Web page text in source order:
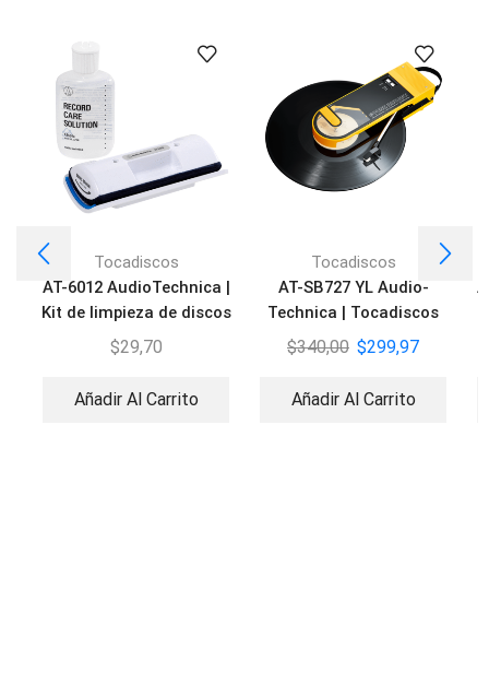
Tocadiscos
AT-6012 AudioTechnica |
Kit de limpieza de discos
$29,70
Añadir Al Carrito
Tocadiscos
AT-SB727 YL Audio-
Technica | Tocadiscos
Portatil BT
$340,00 $299,97
Añadir Al Carrito